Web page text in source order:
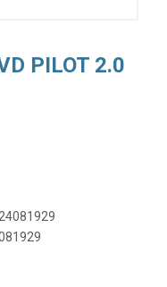
PILOT 2.0